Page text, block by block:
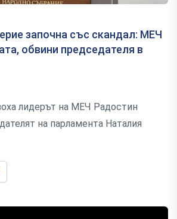
започна със скандал: МЕЧ
обвини председателя в
лидерът на МЕЧ Радостин
на парламента Наталия